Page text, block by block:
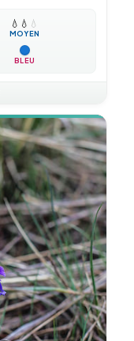
💧 💧 💧
MOYEN
BLEU